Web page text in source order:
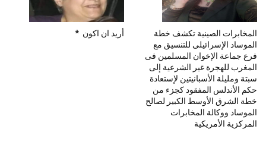
المخابرات الصينية تكشف خطة
الموساد الإسرائيلى للتنسيق مع
فرع جماعة الإخوان المسلمين فى
المغرب للهجرة غير الشرعية إلى
سبتة ومليلة الأسبانيتين لإستعادة
حكم الأندلس المفقود كجزء من
خطة الشرق الأوسط الكبير لصالح
الموساد ووكالة المخابرات
المركزية الأمريكية
أريد ان اكون *